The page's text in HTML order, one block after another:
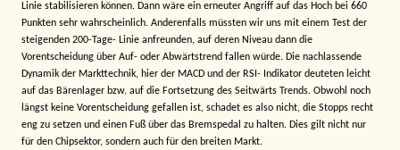
Linie stabilisieren können. Dann wäre ein erneuter Angriff auf das Hoch bei 660
Punkten sehr wahrscheinlich. Anderenfalls müssten wir uns mit einem Test der
steigenden 200-Tage- Linie anfreunden, auf deren Niveau dann die
Vorentscheidung über Auf- oder Abwärtstrend fallen würde. Die nachlassende
Dynamik der Markttechnik, hier der MACD und der RSI- Indikator deuteten leicht
auf das Bärenlager bzw. auf die Fortsetzung des Seitwärts Trends. Obwohl noch
längst keine Vorentscheidung gefallen ist, schadet es also nicht, die Stopps recht
eng zu setzen und einen Fuß über das Bremspedal zu halten. Dies gilt nicht nur
für den Chipsektor, sondern auch für den breiten Markt.